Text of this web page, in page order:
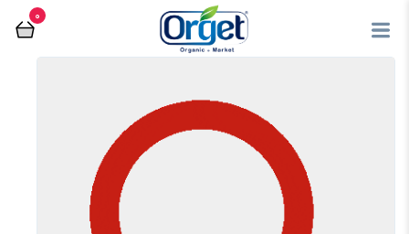
0
فروشگاه آنلاین اُرگت